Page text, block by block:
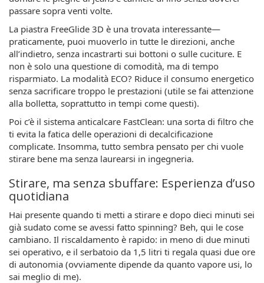
passare sopra venti volte.
La piastra FreeGlide 3D è una trovata interessante—
praticamente, puoi muoverlo in tutte le direzioni, anche
all’indietro, senza incastrarti sui bottoni o sulle cuciture. E
non è solo una questione di comodità, ma di tempo
risparmiato. La modalità ECO? Riduce il consumo energetico
senza sacrificare troppo le prestazioni (utile se fai attenzione
alla bolletta, soprattutto in tempi come questi).
Poi c’è il sistema anticalcare FastClean: una sorta di filtro che
ti evita la fatica delle operazioni di decalcificazione
complicate. Insomma, tutto sembra pensato per chi vuole
stirare bene ma senza laurearsi in ingegneria.
Stirare, ma senza sbuffare: Esperienza d’uso
quotidiana
Hai presente quando ti metti a stirare e dopo dieci minuti sei
già sudato come se avessi fatto spinning? Beh, qui le cose
cambiano. Il riscaldamento è rapido: in meno di due minuti
sei operativo, e il serbatoio da 1,5 litri ti regala quasi due ore
di autonomia (ovviamente dipende da quanto vapore usi, lo
sai meglio di me).